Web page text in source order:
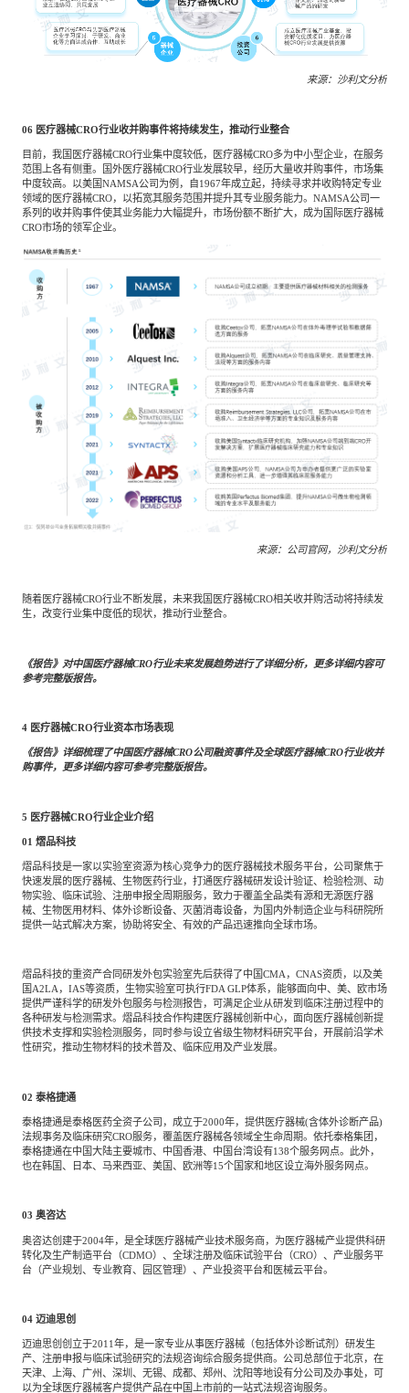
来源：沙利文分析
06 医疗器械CRO行业收并购事件将持续发生，推动行业整合
目前，我国医疗器械CRO行业集中度较低，医疗器械CRO多为中小型企业，在服务
范围上各有侧重。国外医疗器械CRO行业发展较早，经历大量收并购事件，市场集
中度较高。以美国NAMSA公司为例，自1967年成立起，持续寻求并收购特定专业
领域的医疗器械CRO，以拓宽其服务范围并提升其专业服务能力。NAMSA公司一
系列的收并购事件使其业务能力大幅提升，市场份额不断扩大，成为国际医疗器械
CRO市场的领军企业。
来源：公司官网，沙利文分析
随着医疗器械CRO行业不断发展，未来我国医疗器械CRO相关收并购活动将持续发
生，改变行业集中度低的现状，推动行业整合。
《报告》对中国医疗器械CRO行业未来发展趋势进行了详细分析，更多详细内容可
参考完整版报告。
4 医疗器械CRO行业资本市场表现
《报告》详细梳理了中国医疗器械CRO公司融资事件及全球医疗器械CRO行业收并
购事件，更多详细内容可参考完整版报告。
5 医疗器械CRO行业企业介绍
01 熠品科技
熠品科技是一家以实验室资源为核心竞争力的医疗器械技术服务平台，公司聚焦于
快速发展的医疗器械、生物医药行业，打通医疗器械研发设计验证、检验检测、动
物实验、临床试验、注册申报全周期服务，致力于覆盖全品类有源和无源医疗器
械、生物医用材料、体外诊断设备、灭菌消毒设备，为国内外制造企业与科研院所
提供一站式解决方案，协助将安全、有效的产品迅速推向全球市场。
熠品科技的重资产合同研发外包实验室先后获得了中国CMA，CNAS资质，以及美
国A2LA，IAS等资质，生物实验室可执行FDA GLP体系，能够面向中、美、欧市场
提供严谨科学的研发外包服务与检测报告，可满足企业从研发到临床注册过程中的
各种研发与检测需求。熠品科技合作构建医疗器械创新中心，面向医疗器械创新提
供技术支撑和实验检测服务，同时参与设立省级生物材料研究平台，开展前沿学术
性研究，推动生物材料的技术普及、临床应用及产业发展。
02 泰格捷通
泰格捷通是泰格医药全资子公司，成立于2000年，提供医疗器械(含体外诊断产品)
法规事务及临床研究CRO服务，覆盖医疗器械各领域全生命周期。依托泰格集团，
泰格捷通在中国大陆主要城市、中国香港、中国台湾设有138个服务网点。此外，
也在韩国、日本、马来西亚、美国、欧洲等15个国家和地区设立海外服务网点。
03 奥咨达
奥咨达创建于2004年，是全球医疗器械产业技术服务商，为医疗器械产业提供科研
转化及生产制造平台（CDMO）、全球注册及临床试验平台（CRO）、产业服务平
台（产业规划、专业教育、园区管理）、产业投资平台和医械云平台。
04 迈迪思创
迈迪思创创立于2011年，是一家专业从事医疗器械（包括体外诊断试剂）研发生
产、注册申报与临床试验研究的法规咨询综合服务提供商。公司总部位于北京，在
天津、上海、广州、深圳、无锡、成都、郑州、沈阳等地设有分公司及办事处，可
以为全球医疗器械客户提供产品在中国上市前的一站式法规咨询服务。